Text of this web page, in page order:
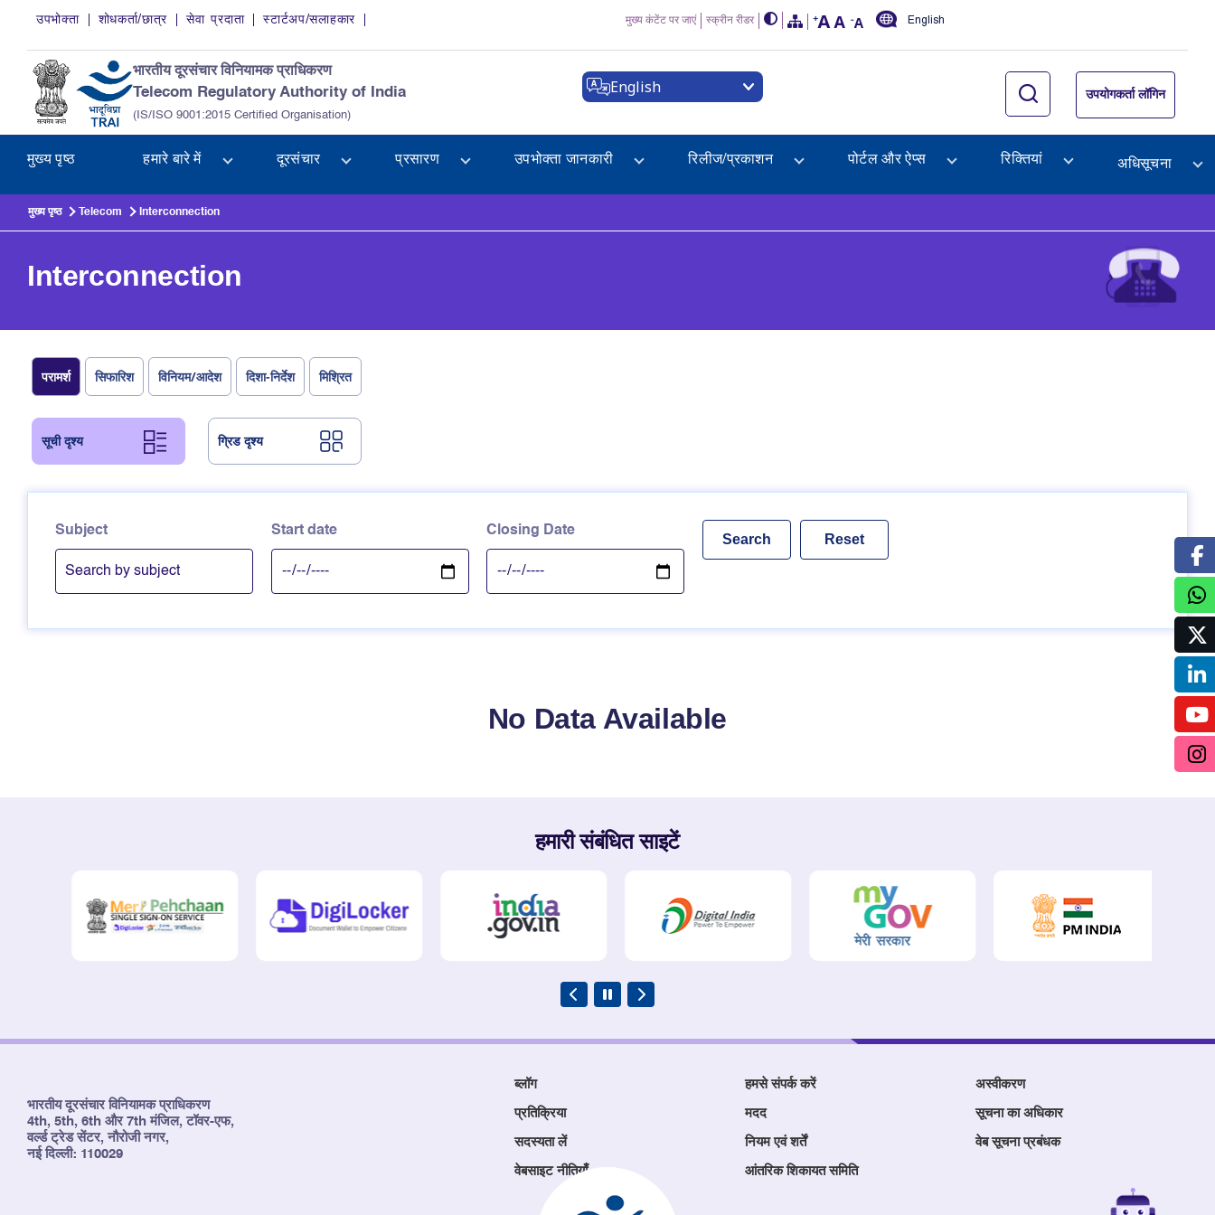
Skip to main content
उपभोक्ता शोधकर्ता/छात्र सेवा प्रदाता स्टार्टअप/सलाहकार मुख्य कंटेंट पर जाएं स्क्रीन रीडर English
भारतीय दूरसंचार विनियामक प्राधिकरण
Telecom Regulatory Authority of India
(IS/ISO 9001:2015 Certified Organisation)
English उपयोगकर्ता लॉगिन
मुख्य पृष्ठ हमारे बारे में दूरसंचार प्रसारण उपभोक्ता जानकारी रिलीज/प्रकाशन पोर्टल और ऐप्स रिक्तियां अधिसूचना
मुख्य पृष्ठ Telecom Interconnection
Interconnection
परामर्श सिफारिश विनियम/आदेश दिशा-निर्देश मिश्रित
सूची दृश्य ग्रिड दृश्य
Subject Start date Closing Date
No Data Available
हमारी संबंधित साइटें
भारतीय दूरसंचार विनियामक प्राधिकरण
4th, 5th, 6th और 7th मंजिल, टॉवर-एफ,
वर्ल्ड ट्रेड सेंटर, नौरोजी नगर,
नई दिल्ली: 110029
ब्लॉग हमसे संपर्क करें अस्वीकरण
प्रतिक्रिया मदद सूचना का अधिकार
सदस्यता लें नियम एवं शर्तें वेब सूचना प्रबंधक
वेबसाइट नीतियाँ आंतरिक शिकायत समिति